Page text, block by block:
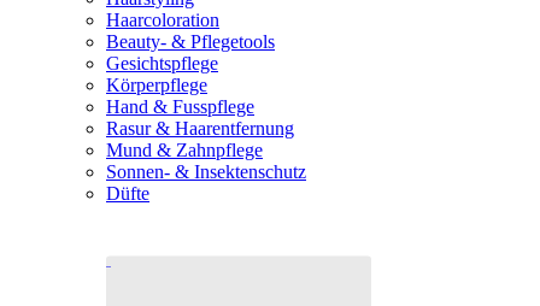
Haarcoloration
Beauty- & Pflegetools
Gesichtspflege
Körperpflege
Hand & Fusspflege
Rasur & Haarentfernung
Mund & Zahnpflege
Sonnen- & Insektenschutz
Düfte